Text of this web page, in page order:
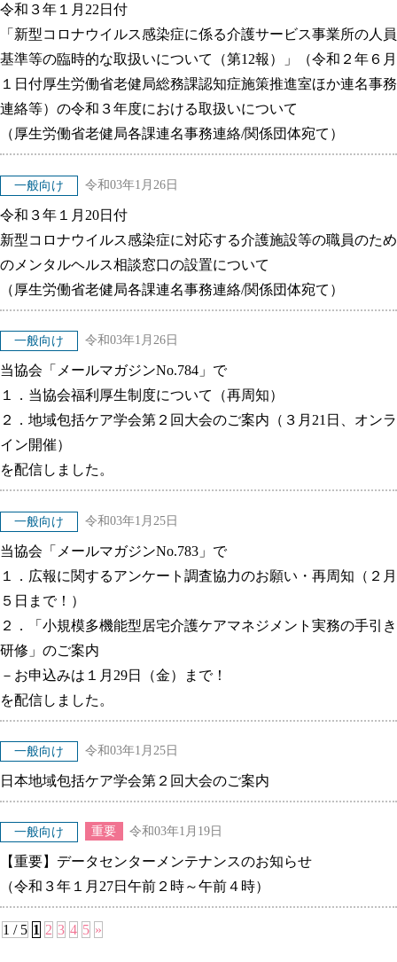
令和３年１月22日付
「新型コロナウイルス感染症に係る介護サービス事業所の人員
基準等の臨時的な取扱いについて（第12報）」（令和２年６月
１日付厚生労働省老健局総務課認知症施策推進室ほか連名事務
連絡等）の令和３年度における取扱いについて
（厚生労働省老健局各課連名事務連絡/関係団体宛て）
一般向け 令和03年1月26日
令和３年１月20日付
新型コロナウイルス感染症に対応する介護施設等の職員のため
のメンタルヘルス相談窓口の設置について
（厚生労働省老健局各課連名事務連絡/関係団体宛て）
一般向け 令和03年1月26日
当協会「メールマガジンNo.784」で
１．当協会福利厚生制度について（再周知）
２．地域包括ケア学会第２回大会のご案内（３月21日、オンラ
イン開催）
を配信しました。
一般向け 令和03年1月25日
当協会「メールマガジンNo.783」で
１．広報に関するアンケート調査協力のお願い・再周知（２月
５日まで！）
２．「小規模多機能型居宅介護ケアマネジメント実務の手引き
研修」のご案内
－お申込みは１月29日（金）まで！
を配信しました。
一般向け 令和03年1月25日
日本地域包括ケア学会第２回大会のご案内
一般向け 重要 令和03年1月19日
【重要】データセンターメンテナンスのお知らせ
（令和３年１月27日午前２時～午前４時）
1 / 5 1 2 3 4 5 »